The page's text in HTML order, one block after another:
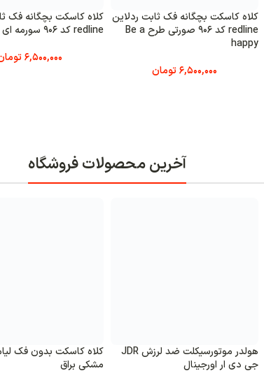
کلاه کاسکت بچگانه فک ثابت ردلاین
redline کد 906 صورتی طرح Be a
happy
6,500,000تومان
کلاه کاسکت بچگانه فک
redline کد 906 سورمه ای طرح کوسه
6,500,000
آخرین محصولات فروشگاه
هولدر موتورسیکلت ضد لرزش JDR
جی دی ار اورجینال
مشکی براق